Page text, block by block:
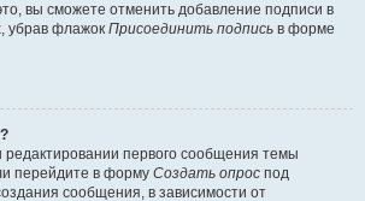
вы сможете отменить добавление подписи в
убрав флажок Присоединить подпись в форме
первого сообщения темы
перейдите в форму Создать опрос под
сообщения, в зависимости от